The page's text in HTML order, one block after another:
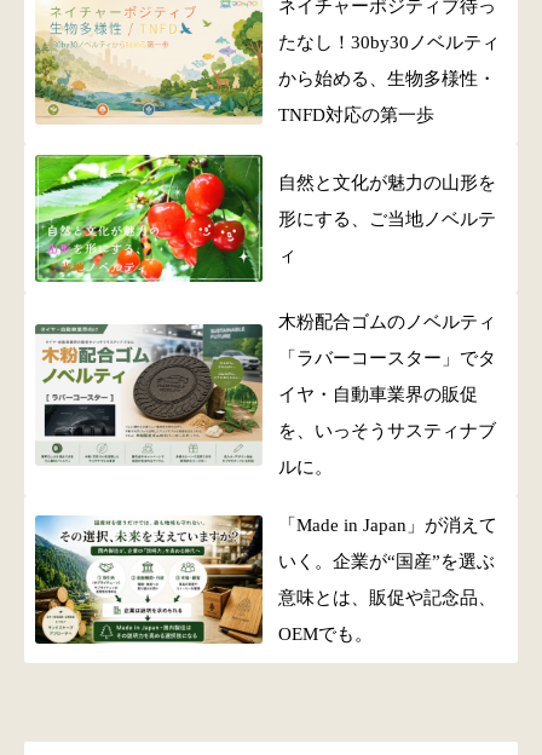
ネイチャーポジティブ待っ
たなし！30by30ノベルティ
から始める、生物多様性・
TNFD対応の第一歩
自然と文化が魅力の山形を
形にする、ご当地ノベルテ
ィ
木粉配合ゴムのノベルティ
「ラバーコースター」でタ
イヤ・自動車業界の販促
を、いっそうサスティナブ
ルに。
「Made in Japan」が消えて
いく。企業が“国産”を選ぶ
意味とは、販促や記念品、
OEMでも。